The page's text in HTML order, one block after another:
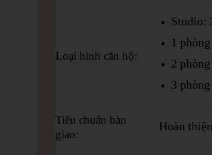
Loại hình căn hộ:
Studio:
1
2
3
Tiêu chuẩn bàn
giao:
Hoàn